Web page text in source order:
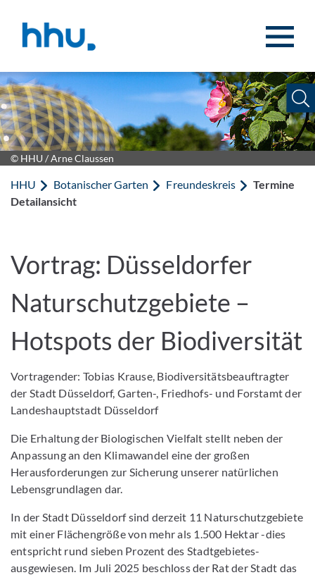
© HHU / Arne Claussen
HHU Botanischer Garten Freundeskreis
Termine
Detailansicht
Vortrag: Düsseldorfer
Naturschutzgebiete –
Hotspots der Biodiversität
Vortragender: Tobias Krause, Biodiversitätsbeauftragter
der Stadt Düsseldorf, Garten-, Friedhofs- und Forstamt der
Landeshauptstadt Düsseldorf
Die Erhaltung der Biologischen Vielfalt stellt neben der
Anpassung an den Klimawandel eine der großen
Herausforderungen zur Sicherung unserer natürlichen
Lebensgrundlagen dar.
In der Stadt Düsseldorf sind derzeit 11 Naturschutzgebiete
mit einer Flächengröße von mehr als 1.500 Hektar -dies
entspricht rund sieben Prozent des Stadtgebietes-
ausgewiesen. Im Juli 2025 beschloss der Rat der Stadt das